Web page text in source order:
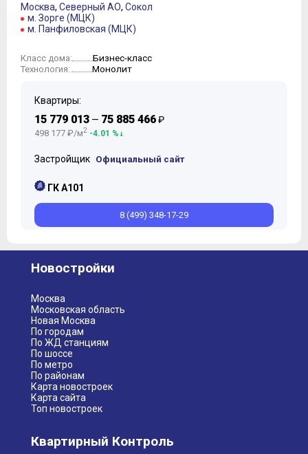
Москва, Северный АО, Сокол
м. Зорге (МЦК)
м. Панфиловская (МЦК)
Класс дома: Бизнес-класс
Технология: Монолит
Квартиры:
15 779 013 — 75 885 466₽
498 177 ₽/м2 -4.01 %
Застройщик Официальный сайт
ГК А101
8 (499) 348-17-29
Новостройки
Москва
Московская область
Новая Москва
По городам
По ЖД станциям
По шоссе
По метро
По районам
Карта новостроек
Карта сайта
Топ новостроек
Квартирный Контроль